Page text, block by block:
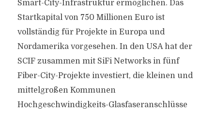
Smart-City-Infrastruktur ermöglichen. Das
Startkapital von 750 Millionen Euro ist
vollständig für Projekte in Europa und
Nordamerika vorgesehen. In den USA hat der
SCIF zusammen mit SiFi Networks in fünf
Fiber-City-Projekte investiert, die kleinen und
mittelgroßen Kommunen
Hochgeschwindigkeits-Glasfaseranschlüsse